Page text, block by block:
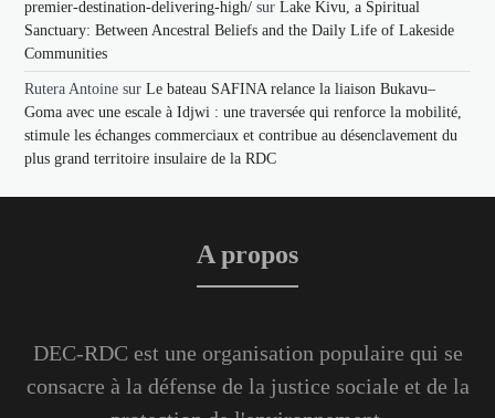
premier-destination-delivering-high/ surLake Kivu, a Spiritual
Sanctuary: Between Ancestral Beliefs and the Daily Life of Lakeside
Communities
Rutera Antoine surLe bateau SAFINA relance la liaison Bukavu–
Goma avec une escale à Idjwi : une traversée qui renforce la mobilité,
stimule les échanges commerciaux et contribue au désenclavement du
plus grand territoire insulaire de la RDC
A propos
DEC-RDC est une organisation populaire qui se
consacre à la défense de la justice sociale et de la